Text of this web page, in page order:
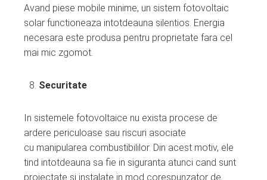
Avand piese mobile minime, un sistem fotovoltaic
solar functioneaza intotdeauna silentios. Energia
necesara este produsa pentru proprietate fara cel
mai mic zgomot.
Securitate
In sistemele fotovoltaice nu exista procese de
ardere periculoase sau riscuri asociate
cu manipularea combustibililor. Din acest motiv, ele
tind intotdeauna sa fie in siguranta atunci cand sunt
proiectate si instalate in mod corespunzator de